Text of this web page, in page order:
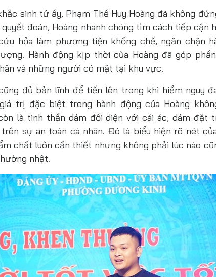
sinh tử ấy, Phạm Thế Huy Hoàng đã không
đoán, Hoàng nhanh chóng tìm cách tiếp cận
hỏa làm phương tiện khống chế, ngăn chặn
Hành động kịp thời của Hoàng đã góp
và những người có mặt tại khu vực.
đủ bản lĩnh để tiến lên trong khi hiểm nguy
trị đặc biệt trong hành động của Hoàng
là tinh thần dám đối diện với cái ác, dám đặt
sự an toàn cá nhân. Đó là biểu hiện rõ nét
chất luôn cần thiết nhưng không phải lúc nào
nhật.